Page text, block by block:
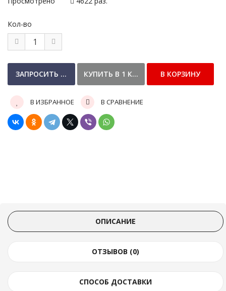
Кол-во
В ИЗБРАННОЕ В СРАВНЕНИЕ
ОПИСАНИЕ
ОТЗЫВОВ (0)
СПОСОБ ДОСТАВКИ